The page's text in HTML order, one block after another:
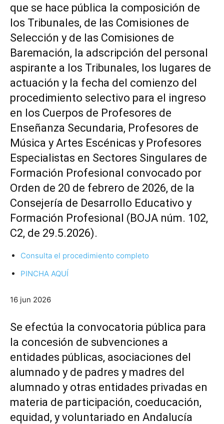
que se hace pública la composición de
los Tribunales, de las Comisiones de
Selección y de las Comisiones de
Baremación, la adscripción del personal
aspirante a los Tribunales, los lugares de
actuación y la fecha del comienzo del
procedimiento selectivo para el ingreso
en los Cuerpos de Profesores de
Enseñanza Secundaria, Profesores de
Música y Artes Escénicas y Profesores
Especialistas en Sectores Singulares de
Formación Profesional convocado por
Orden de 20 de febrero de 2026, de la
Consejería de Desarrollo Educativo y
Formación Profesional (BOJA núm. 102,
C2, de 29.5.2026).
Consulta el procedimiento completo
PINCHA AQUÍ
16 jun 2026
Se efectúa la convocatoria pública para
la concesión de subvenciones a
entidades públicas, asociaciones del
alumnado y de padres y madres del
alumnado y otras entidades privadas en
materia de participación, coeducación,
equidad, y voluntariado en Andalucía